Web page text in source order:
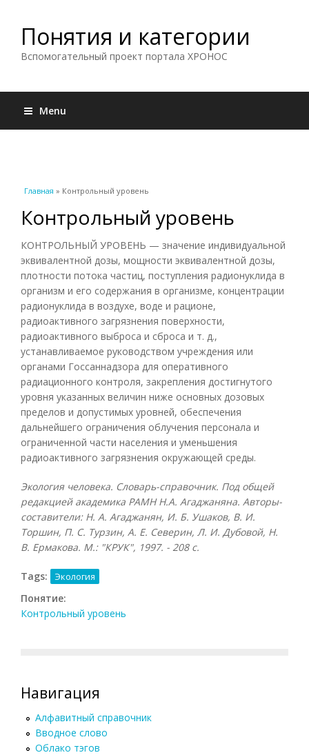
Понятия и категории
Вспомогательный проект портала ХРОНОС
Menu
Вы здесь
Главная » Контрольный уровень
Контрольный уровень
КОНТРОЛЬНЫЙ УРОВЕНЬ — значение индивидуальной
эквивалентной дозы, мощности эквивалентной дозы,
плотности потока частиц, поступления радионуклида в
организм и его содержания в организме, концентрации
радионуклида в воздухе, воде и рационе,
радиоактивного загрязнения поверхности,
радиоактивного выброса и сброса и т. д.,
устанавливаемое руководством учреждения или
органами Госсаннадзора для оперативного
радиационного контроля, закрепления достигнутого
уровня указанных величин ниже основных дозовых
пределов и допустимых уровней, обеспечения
дальнейшего ограничения облучения персонала и
ограниченной части населения и уменьшения
радиоактивного загрязнения окружающей среды.
Экология человека. Словарь-справочник. Под общей
редакцией академика РАМН Н.А. Агаджаняна. Авторы-
составители: Н. А. Агаджанян, И. Б. Ушаков, В. И.
Торшин, П. С. Турзин, А. Е. Северин, Л. И. Дубовой, Н.
В. Ермакова. М.: "КРУК", 1997. - 208 с.
Tags: Экология
Понятие:
Контрольный уровень
Навигация
Алфавитный справочник
Вводное слово
Облако тэгов